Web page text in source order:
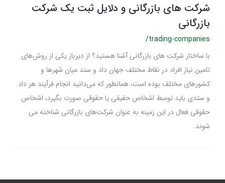
شرکت های بازرگانی و دلایل ثبت یک شرکت
بازرگانی
/trading-companies
با ساختار شرکت های بازرگانی آشنا هستید؟ از دیرباز یکی از روش‌­های
تامین نیاز افراد در نقاط مختلف جهان داد و ستد میان شهرها و
کشورهای مختلف بوده است، همانطور که می‌­دانید انجام فرآیند هر داد
و ستدی باید توسط اشخاص حقیقی یا حقوقی صورت بگیرد، اشخاص
حقوقی فعال در این زمینه به عنوان شرکت‌های بازرگانی شناخته می­‌
شوند.